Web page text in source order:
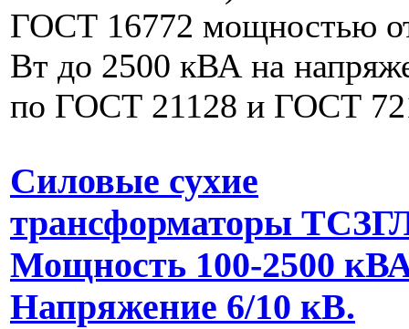
ГОСТ 16772 мощностью
Вт до 2500 кВА на
по ГОСТ 21128 и ГОСТ
Силовые сухие
трансформаторы
Мощность 100-2500
Напряжение 6/10 кВ.